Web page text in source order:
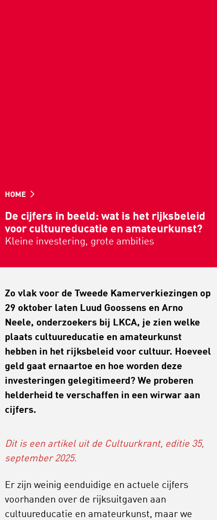
HOME
De cijfers in beeld: wat is het rijksbeleid
voor cultuureducatie en amateurkunst?
Kleine investering, grote ambities
Zo vlak voor de Tweede Kamerverkiezingen op
29 oktober laten Luud Goossens en Arno
Neele, onderzoekers bij LKCA, je zien welke
plaats cultuureducatie en amateurkunst
hebben in het rijksbeleid voor cultuur. Hoeveel
geld gaat ernaartoe en hoe worden deze
investeringen gelegitimeerd? We proberen
helderheid te verschaffen in een wirwar aan
cijfers.
Dit is een artikel uit de Cultuurkrant, editie 35,
september 2025.
Er zijn weinig eenduidige en actuele cijfers
voorhanden over de rijksuitgaven aan
cultuureducatie en amateurkunst, maar we